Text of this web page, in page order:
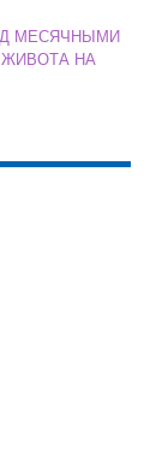
МЕСЯЧНЫМИ
НА